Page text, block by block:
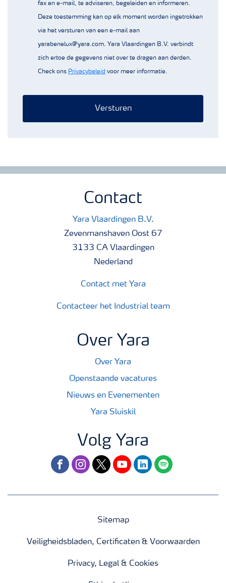
fax en e-mail, te adviseren, begeleiden en informeren.
Deze toestemming kan op elk moment worden ingetrokken
via het versturen van een e-mail aan
yarabenelux@yara.com. Yara Vlaardingen B.V. verbindt
zich ertoe de gegevens niet over te dragen aan derden.
Check ons Privacybeleid voor meer informatie.
Versturen
Contact
Yara Vlaardingen B.V.
Zevenmanshaven Oost 67
3133 CA Vlaardingen
Nederland
Contact met Yara
Contacteer het Industrial team
Over Yara
Over Yara
Openstaande vacatures
Nieuws en Evenementen
Yara Sluiskil
Volg Yara
facebookinstagram
twitteryoutubelinkedinspotify
Sitemap
Veiligheidsbladen, Certificaten & Voorwaarden
Privacy, Legal & Cookies